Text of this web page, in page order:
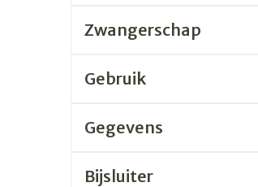
Zwangerschap
Gebruik
Gegevens
Bijsluiter